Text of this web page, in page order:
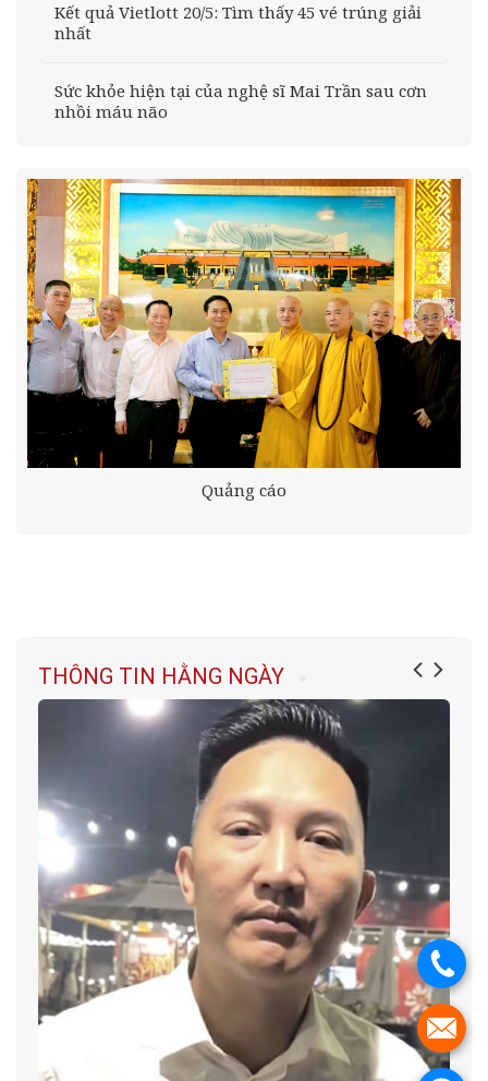
Kết quả Vietlott 20/5: Tìm thấy 45 vé trúng giải
nhất
Sức khỏe hiện tại của nghệ sĩ Mai Trần sau cơn
nhồi máu não
Quảng cáo
THÔNG TIN HẰNG NGÀY
.
.